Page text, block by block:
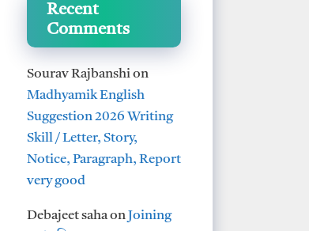
Recent
Comments
Sourav Rajbanshion
Madhyamik English
Suggestion 2026 Writing
Skill / Letter, Story,
Notice, Paragraph, Report
very good
Debajeet sahaonJoining